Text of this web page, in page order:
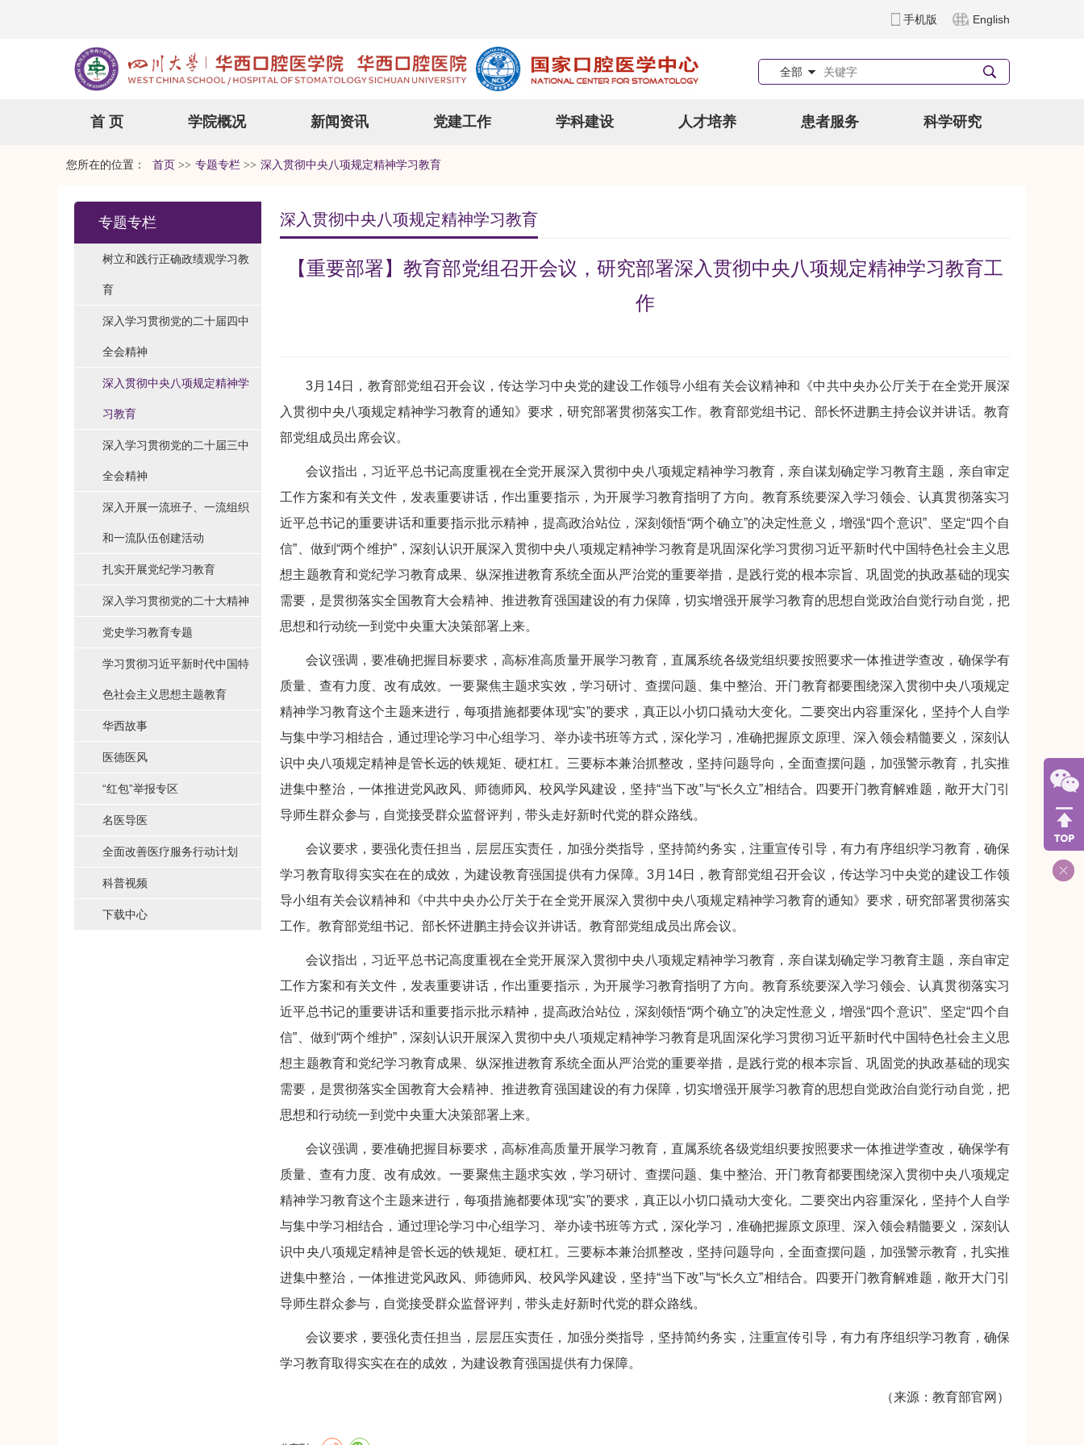
手机版 English
全部
首 页 学院概况 新闻资讯 党建工作 学科建设 人才培养 患者服务 科学研究
您所在的位置： 首页 >> 专题专栏 >> 深入贯彻中央八项规定精神学习教育
专题专栏
树立和践行正确政绩观学习教
育
深入学习贯彻党的二十届四中
全会精神
深入贯彻中央八项规定精神学
习教育
深入学习贯彻党的二十届三中
全会精神
深入开展一流班子、一流组织
和一流队伍创建活动
扎实开展党纪学习教育
深入学习贯彻党的二十大精神
党史学习教育专题
学习贯彻习近平新时代中国特
色社会主义思想主题教育
华西故事
医德医风
“红包”举报专区
名医导医
全面改善医疗服务行动计划
科普视频
下载中心
深入贯彻中央八项规定精神学习教育
【重要部署】教育部党组召开会议，研究部署深入贯彻中央八项规定精神学习教育工
作
3月14日，教育部党组召开会议，传达学习中央党的建设工作领导小组有关会议精神和《中共中央办公厅关于在全党开展深
入贯彻中央八项规定精神学习教育的通知》要求，研究部署贯彻落实工作。教育部党组书记、部长怀进鹏主持会议并讲话。教育
部党组成员出席会议。
会议指出，习近平总书记高度重视在全党开展深入贯彻中央八项规定精神学习教育，亲自谋划确定学习教育主题，亲自审定
工作方案和有关文件，发表重要讲话，作出重要指示，为开展学习教育指明了方向。教育系统要深入学习领会、认真贯彻落实习
近平总书记的重要讲话和重要指示批示精神，提高政治站位，深刻领悟“两个确立”的决定性意义，增强“四个意识”、坚定“四个自
信”、做到“两个维护”，深刻认识开展深入贯彻中央八项规定精神学习教育是巩固深化学习贯彻习近平新时代中国特色社会主义思
想主题教育和党纪学习教育成果、纵深推进教育系统全面从严治党的重要举措，是践行党的根本宗旨、巩固党的执政基础的现实
需要，是贯彻落实全国教育大会精神、推进教育强国建设的有力保障，切实增强开展学习教育的思想自觉政治自觉行动自觉，把
思想和行动统一到党中央重大决策部署上来。
会议强调，要准确把握目标要求，高标准高质量开展学习教育，直属系统各级党组织要按照要求一体推进学查改，确保学有
质量、查有力度、改有成效。一要聚焦主题求实效，学习研讨、查摆问题、集中整治、开门教育都要围绕深入贯彻中央八项规定
精神学习教育这个主题来进行，每项措施都要体现“实”的要求，真正以小切口撬动大变化。二要突出内容重深化，坚持个人自学
与集中学习相结合，通过理论学习中心组学习、举办读书班等方式，深化学习，准确把握原文原理、深入领会精髓要义，深刻认
识中央八项规定精神是管长远的铁规矩、硬杠杠。三要标本兼治抓整改，坚持问题导向，全面查摆问题，加强警示教育，扎实推
进集中整治，一体推进党风政风、师德师风、校风学风建设，坚持“当下改”与“长久立”相结合。四要开门教育解难题，敞开大门引
导师生群众参与，自觉接受群众监督评判，带头走好新时代党的群众路线。
会议要求，要强化责任担当，层层压实责任，加强分类指导，坚持简约务实，注重宣传引导，有力有序组织学习教育，确保
学习教育取得实实在在的成效，为建设教育强国提供有力保障。3月14日，教育部党组召开会议，传达学习中央党的建设工作领
导小组有关会议精神和《中共中央办公厅关于在全党开展深入贯彻中央八项规定精神学习教育的通知》要求，研究部署贯彻落实
工作。教育部党组书记、部长怀进鹏主持会议并讲话。教育部党组成员出席会议。
会议指出，习近平总书记高度重视在全党开展深入贯彻中央八项规定精神学习教育，亲自谋划确定学习教育主题，亲自审定
工作方案和有关文件，发表重要讲话，作出重要指示，为开展学习教育指明了方向。教育系统要深入学习领会、认真贯彻落实习
近平总书记的重要讲话和重要指示批示精神，提高政治站位，深刻领悟“两个确立”的决定性意义，增强“四个意识”、坚定“四个自
信”、做到“两个维护”，深刻认识开展深入贯彻中央八项规定精神学习教育是巩固深化学习贯彻习近平新时代中国特色社会主义思
想主题教育和党纪学习教育成果、纵深推进教育系统全面从严治党的重要举措，是践行党的根本宗旨、巩固党的执政基础的现实
需要，是贯彻落实全国教育大会精神、推进教育强国建设的有力保障，切实增强开展学习教育的思想自觉政治自觉行动自觉，把
思想和行动统一到党中央重大决策部署上来。
会议强调，要准确把握目标要求，高标准高质量开展学习教育，直属系统各级党组织要按照要求一体推进学查改，确保学有
质量、查有力度、改有成效。一要聚焦主题求实效，学习研讨、查摆问题、集中整治、开门教育都要围绕深入贯彻中央八项规定
精神学习教育这个主题来进行，每项措施都要体现“实”的要求，真正以小切口撬动大变化。二要突出内容重深化，坚持个人自学
与集中学习相结合，通过理论学习中心组学习、举办读书班等方式，深化学习，准确把握原文原理、深入领会精髓要义，深刻认
识中央八项规定精神是管长远的铁规矩、硬杠杠。三要标本兼治抓整改，坚持问题导向，全面查摆问题，加强警示教育，扎实推
进集中整治，一体推进党风政风、师德师风、校风学风建设，坚持“当下改”与“长久立”相结合。四要开门教育解难题，敞开大门引
导师生群众参与，自觉接受群众监督评判，带头走好新时代党的群众路线。
会议要求，要强化责任担当，层层压实责任，加强分类指导，坚持简约务实，注重宣传引导，有力有序组织学习教育，确保
学习教育取得实实在在的成效，为建设教育强国提供有力保障。
（来源：教育部官网）